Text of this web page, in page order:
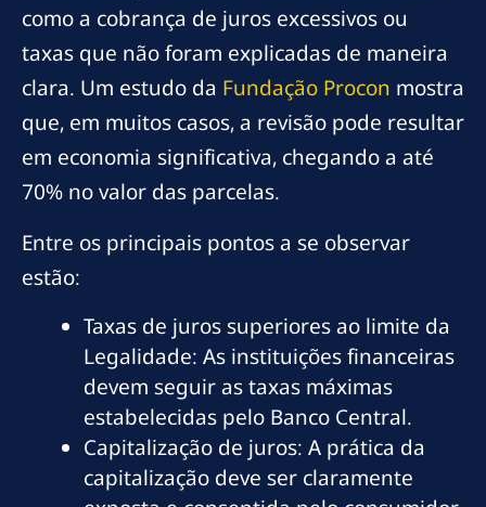
como a cobrança de juros excessivos ou
taxas que não foram explicadas de maneira
clara. Um estudo da Fundação Procon mostra
que, em muitos casos, a revisão pode resultar
em economia significativa, chegando a até
70% no valor das parcelas.
Entre os principais pontos a se observar
estão:
Taxas de juros superiores ao limite da
Legalidade: As instituições financeiras
devem seguir as taxas máximas
estabelecidas pelo Banco Central.
Capitalização de juros: A prática da
capitalização deve ser claramente